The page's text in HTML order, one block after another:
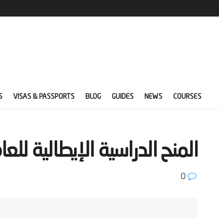
VISAS & PASSPORTS BLOG GUIDES NEWS COURSES
‫المنح الدراسية الإيطالية للعام